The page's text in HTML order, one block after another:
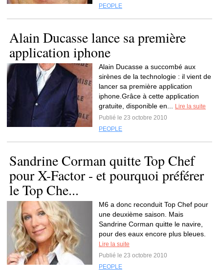
PEOPLE
Alain Ducasse lance sa première
application iphone
Alain Ducasse a succombé aux
sirènes de la technologie : il vient de
lancer sa première application
iphone.Grâce à cette application
gratuite, disponible en...
Lire la suite
Publié le 23 octobre 2010
PEOPLE
Sandrine Corman quitte Top Chef
pour X-Factor - et pourquoi préférer
le Top Che...
M6 a donc reconduit Top Chef pour
une deuxième saison. Mais
Sandrine Corman quitte le navire,
pour des eaux encore plus bleues.
Lire la suite
Publié le 23 octobre 2010
PEOPLE